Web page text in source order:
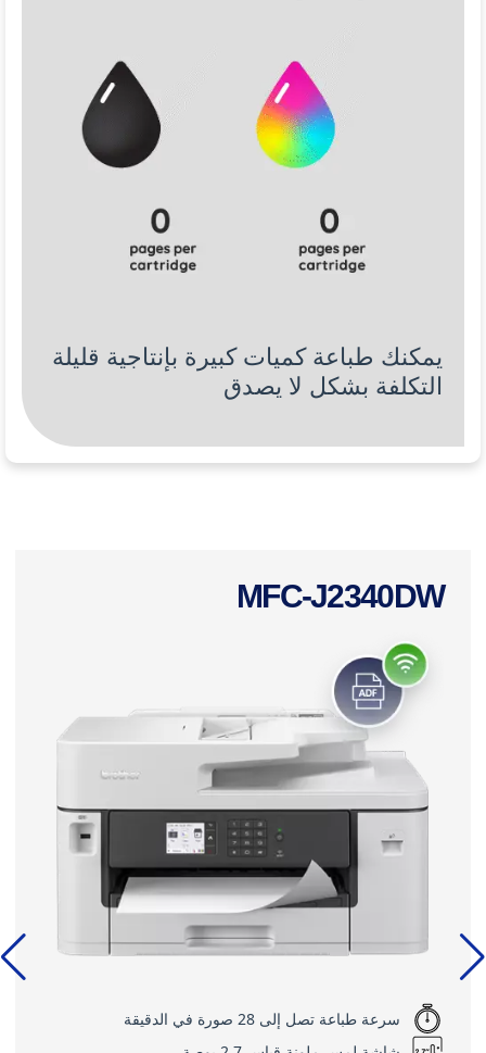
يمكنك طباعة كميات كبيرة بإنتاجية قليلة
التكلفة بشكل لا يصدق
MFC-J2340DW
سرعة طباعة تصل إلى 28 صورة في الدقيقة